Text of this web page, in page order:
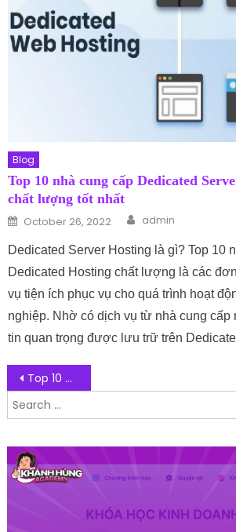
Blog
Top 10 nhà cung cấp Dedicated
chất lượng tốt nhất
Posted on
October 26, 2022 Author
admin
Dedicated Server Hosting là gì? Top 10
Dedicated Hosting chất lượng là các
vụ tiện ích phục vụ cho quá trình hoạt
nghiệp. Nhờ có dịch vụ từ nhà cung cấp
tin quan trọng được lưu trữ trên
Post navigation
Top 10 đơn vị chuyên cung cấp tên miền website chất lượng nhất hiện nay
Search for:
Follow